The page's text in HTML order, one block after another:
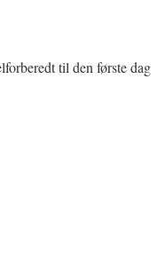
til den første dag